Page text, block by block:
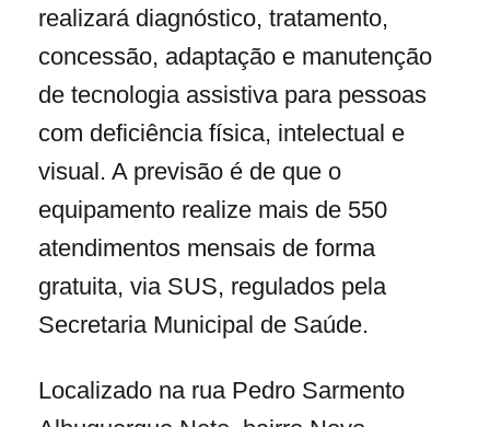
realizará diagnóstico, tratamento,
concessão, adaptação e manutenção
de tecnologia assistiva para pessoas
com deficiência física, intelectual e
visual. A previsão é de que o
equipamento realize mais de 550
atendimentos mensais de forma
gratuita, via SUS, regulados pela
Secretaria Municipal de Saúde.
Localizado na rua Pedro Sarmento